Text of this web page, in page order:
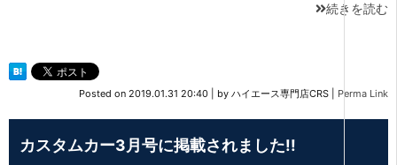
続きを読む
Posted on 2019.01.31 20:40 by ハイエース専門店CRS Perma Link
カスタムカー3月号に掲載されました!!